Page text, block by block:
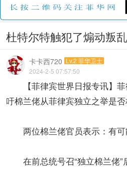
杜特尔特触犯了煽动叛
卡卡西720 Lv.2 菲华卫士
2024-2-5 07:57:50
【菲律宾世界日报专讯】菲
吁棉兰佬从菲律宾独立之举是
两位棉兰佬官员表示：有可
在前总统号召“独立棉兰佬”